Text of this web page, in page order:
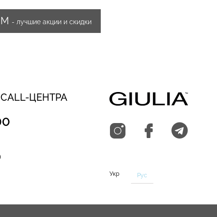
- лучшие акции и скидки
ЦЕНТРА
Укр Рус